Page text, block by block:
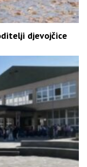
djevojčice